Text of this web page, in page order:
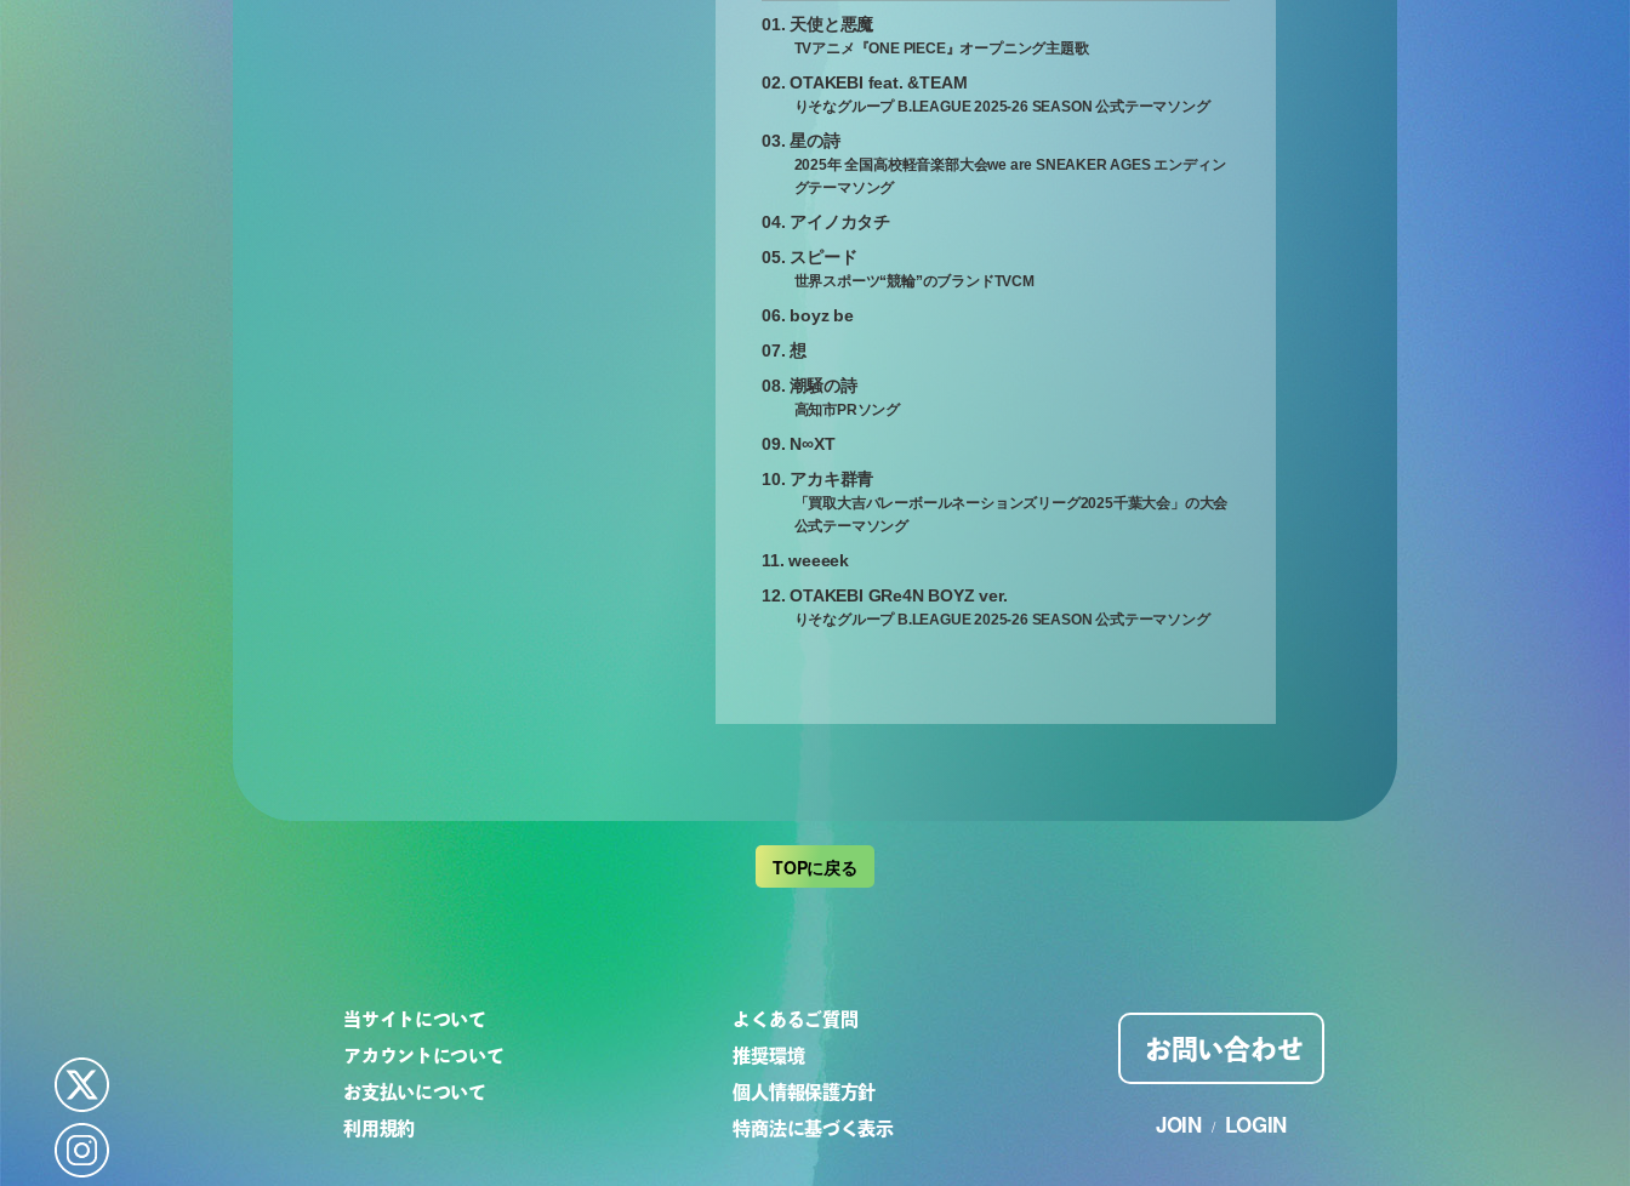
01. 天使と悪魔
TVアニメ『ONE PIECE』オープニング主題歌
02. OTAKEBI feat. &TEAM
りそなグループ B.LEAGUE 2025-26 SEASON 公式テーマソング
03. 星の詩
2025年 全国高校軽音楽部大会we are SNEAKER AGES エンディン
グテーマソング
04. アイノカタチ
05. スピード
世界スポーツ“競輪”のブランドTVCM
06. boyz be
07. 想
08. 潮騒の詩
高知市PRソング
09. N∞XT
10. アカキ群青
「買取大吉バレーボールネーションズリーグ2025千葉大会」の大会
公式テーマソング
11. weeeek
12. OTAKEBI GRe4N BOYZ ver.
りそなグループ B.LEAGUE 2025-26 SEASON 公式テーマソング
TOPに戻る
当サイトについて
アカウントについて
お支払いについて
利用規約
よくあるご質問
推奨環境
個人情報保護方針
特商法に基づく表示
お問い合わせ
JOIN / LOGIN